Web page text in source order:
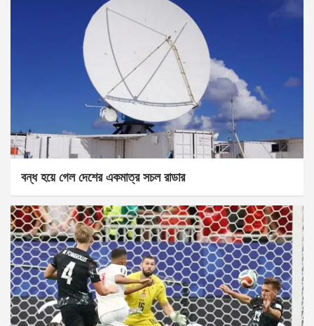
বন্ধ হয়ে গেল দেশের একমাত্র সচল রাডার